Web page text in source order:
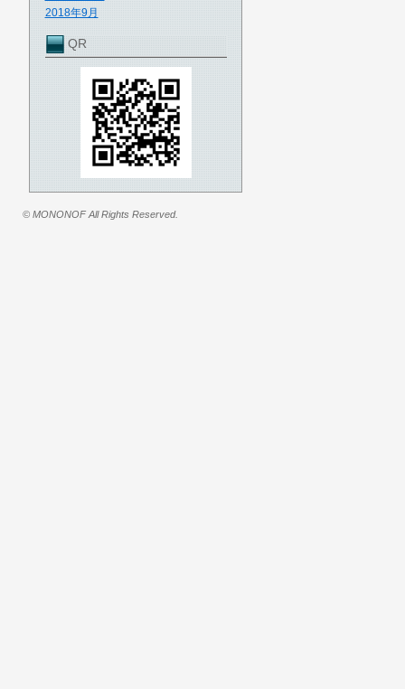
2018年9月
QR
© MONONOF All Rights Reserved.